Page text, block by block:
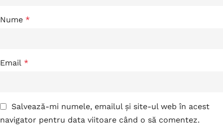
Nume *
Email *
Salvează-mi numele, emailul și site-ul web în acest
navigator pentru data viitoare când o să comentez.